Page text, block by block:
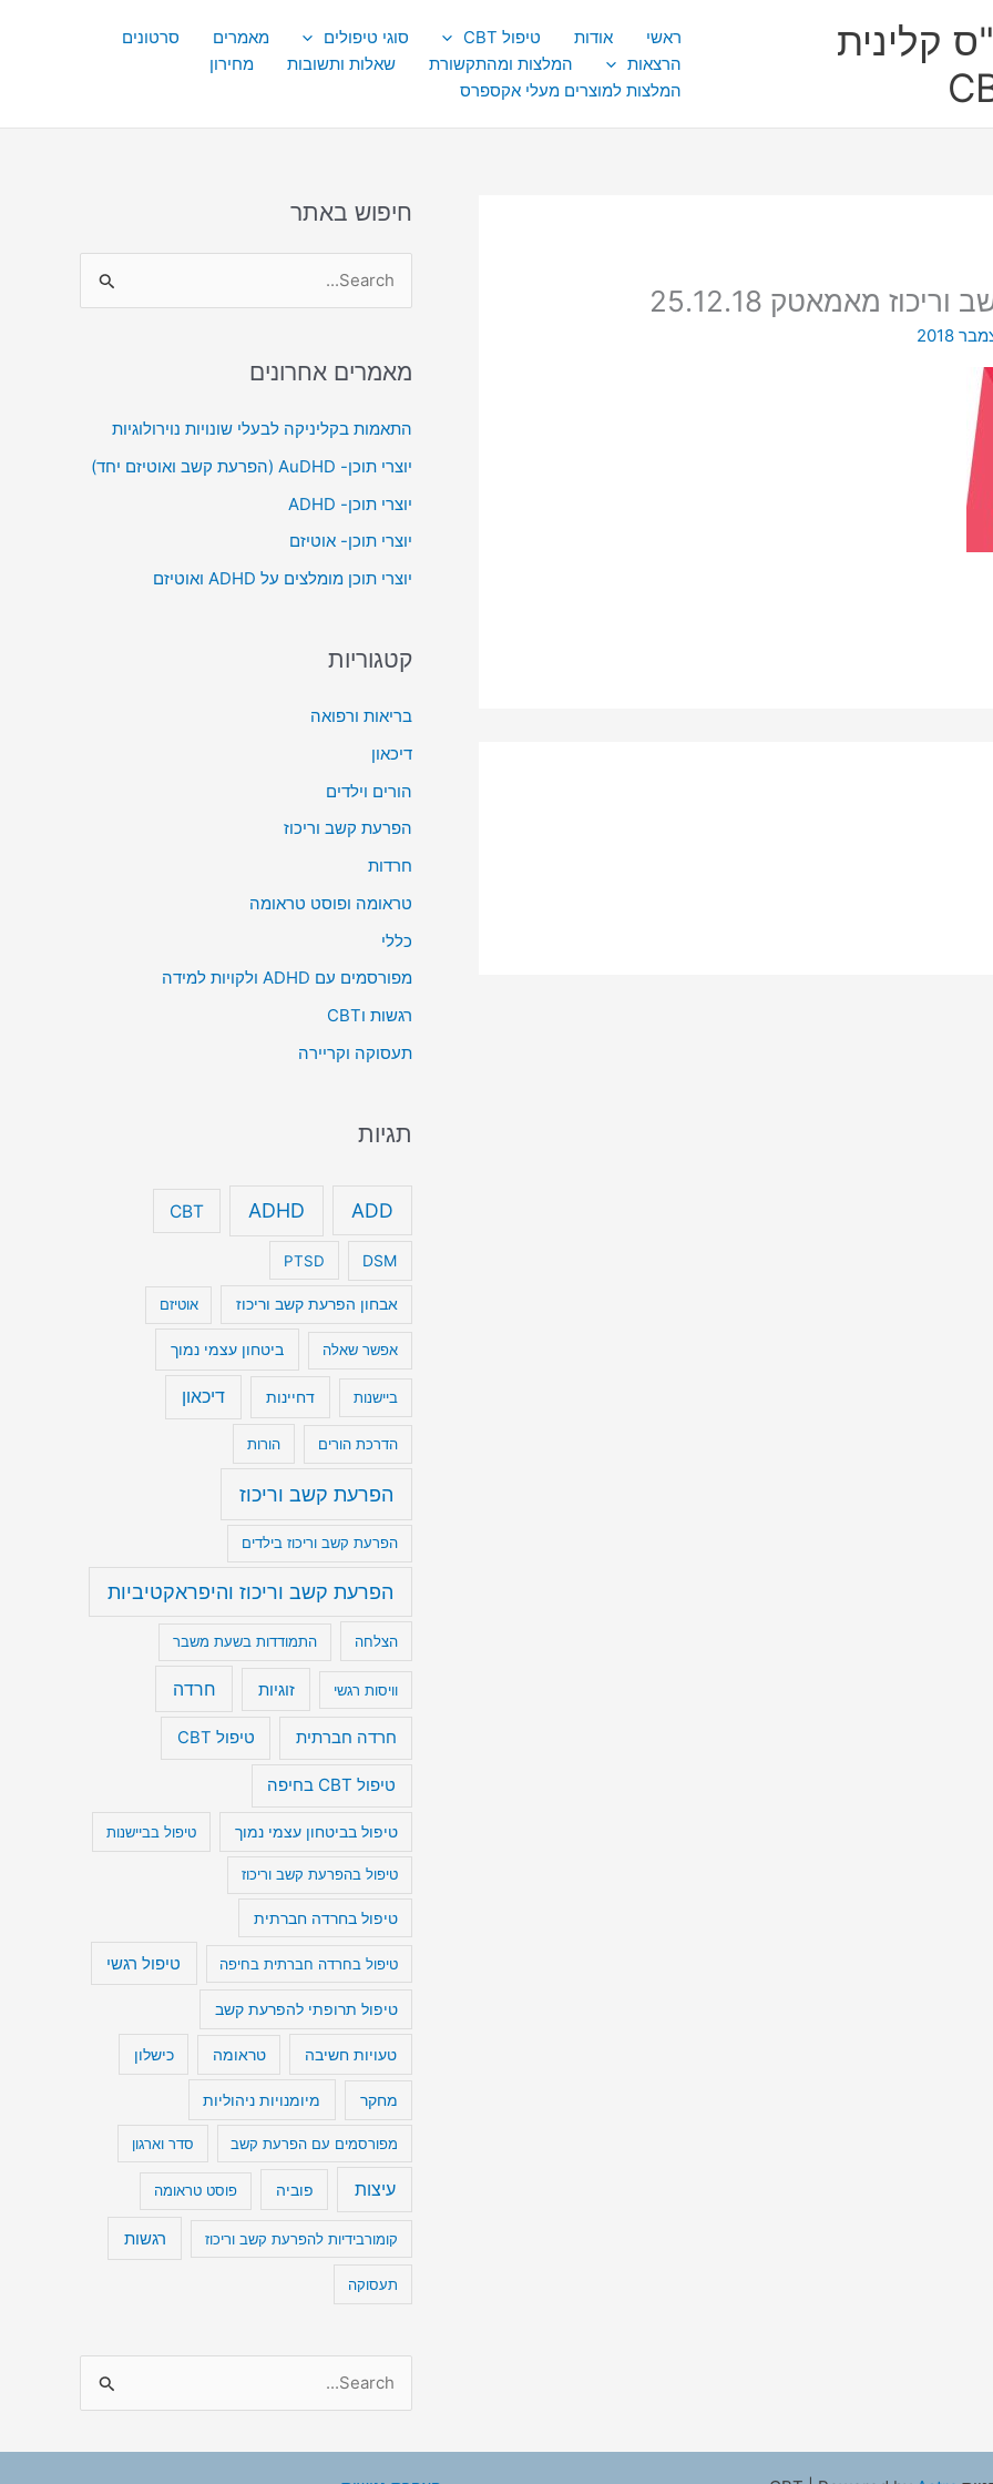
קלינית
ראשי אודות טיפול CBT סוגי טיפולים מאמרים
סרטונים
הרצאות
המלצות ומהתקשורת שאלות ותשובות
מחירון
המלצות למוצרים מעלי אקספרס
מאמאטק 25.12.18
חיפוש באתר
r
o
:
מאמרים אחרונים
התאמות בקליניקה לבעלי שונויות נוירולוגיות
יוצרי תוכן- AuDHD (הפרעת קשב ואוטיזם יחד)
יוצרי תוכן- ADHD
יוצרי תוכן- אוטיזם
יוצרי תוכן מומלצים על ADHD ואוטיזם
קטגוריות
בריאות ורפואה
דיכאון
הורים וילדים
הפרעת קשב וריכוז
חרדות
טראומה ופוסט טראומה
כללי
מפורסמים עם ADHD ולקויות למידה
רגשות וCBT
תעסוקה וקריירה
תגיות
ADD
ADHD
CBT
DSM
PTSD
אבחון הפרעת קשב וריכוז אוטיזם
אפשר שאלה ביטחון עצמי נמוך
ביישנות דחיינות דיכאון
הדרכת הורים הורות
הפרעת קשב וריכוז
הפרעת קשב וריכוז בילדים
הפרעת קשב וריכוז והיפראקטיביות
הצלחה התמודדות בשעת משבר
וויסות רגשי זוגיות חרדה
חרדה חברתית טיפול CBT
טיפול CBT בחיפה
טיפול בביטחון עצמי נמוך טיפול בביישנות
טיפול בהפרעת קשב וריכוז
טיפול בחרדה חברתית
טיפול בחרדה חברתית בחיפה טיפול רגשי
טיפול תרופתי להפרעת קשב
טעויות חשיבה טראומה כישלון
מחקר מיומנויות ניהוליות
מפורסמים עם הפרעת קשב סדר וארגון
עיצות פוביה פוסט טראומה
קומורבידיות להפרעת קשב וריכוז רגשות
תעסוקה
a